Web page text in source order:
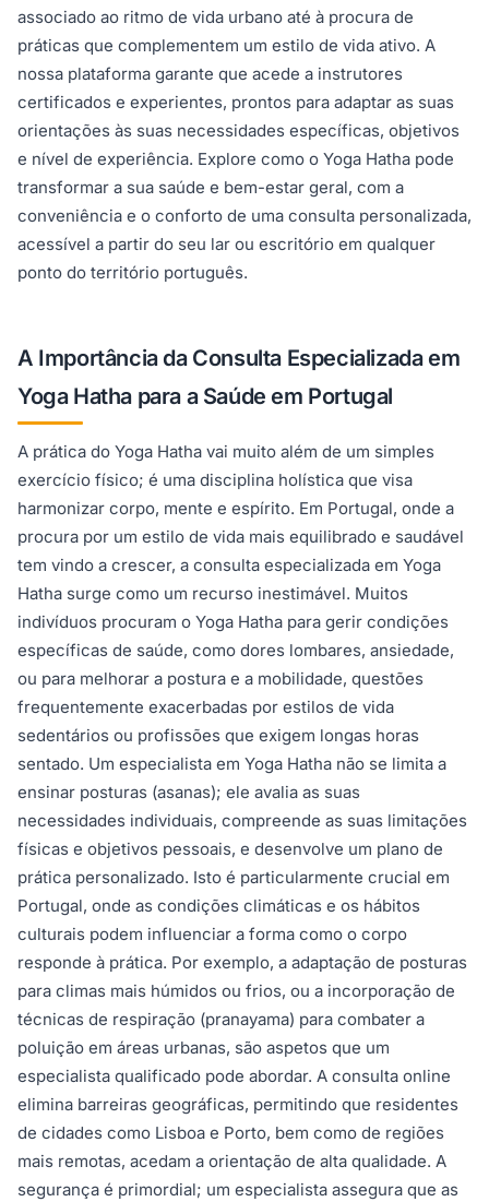
associado ao ritmo de vida urbano até à procura de
práticas que complementem um estilo de vida ativo. A
nossa plataforma garante que acede a instrutores
certificados e experientes, prontos para adaptar as suas
orientações às suas necessidades específicas, objetivos
e nível de experiência. Explore como o Yoga Hatha pode
transformar a sua saúde e bem-estar geral, com a
conveniência e o conforto de uma consulta personalizada,
acessível a partir do seu lar ou escritório em qualquer
ponto do território português.
A Importância da Consulta Especializada em
Yoga Hatha para a Saúde em Portugal
A prática do Yoga Hatha vai muito além de um simples
exercício físico; é uma disciplina holística que visa
harmonizar corpo, mente e espírito. Em Portugal, onde a
procura por um estilo de vida mais equilibrado e saudável
tem vindo a crescer, a consulta especializada em Yoga
Hatha surge como um recurso inestimável. Muitos
indivíduos procuram o Yoga Hatha para gerir condições
específicas de saúde, como dores lombares, ansiedade,
ou para melhorar a postura e a mobilidade, questões
frequentemente exacerbadas por estilos de vida
sedentários ou profissões que exigem longas horas
sentado. Um especialista em Yoga Hatha não se limita a
ensinar posturas (asanas); ele avalia as suas
necessidades individuais, compreende as suas limitações
físicas e objetivos pessoais, e desenvolve um plano de
prática personalizado. Isto é particularmente crucial em
Portugal, onde as condições climáticas e os hábitos
culturais podem influenciar a forma como o corpo
responde à prática. Por exemplo, a adaptação de posturas
para climas mais húmidos ou frios, ou a incorporação de
técnicas de respiração (pranayama) para combater a
poluição em áreas urbanas, são aspetos que um
especialista qualificado pode abordar. A consulta online
elimina barreiras geográficas, permitindo que residentes
de cidades como Lisboa e Porto, bem como de regiões
mais remotas, acedam a orientação de alta qualidade. A
segurança é primordial; um especialista assegura que as